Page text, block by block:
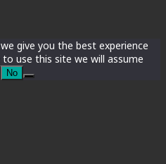
give you the best experience
use this site we will assume
No